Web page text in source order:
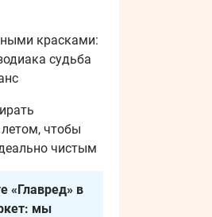
красками:
судьба
летом, чтобы
чистым
«Главред» в
мы